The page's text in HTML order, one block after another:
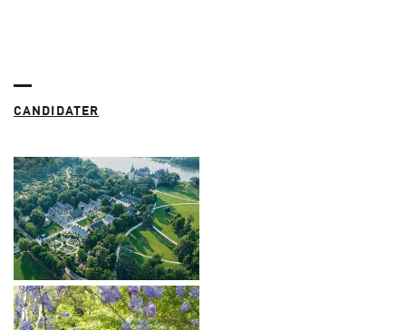
CANDIDATER